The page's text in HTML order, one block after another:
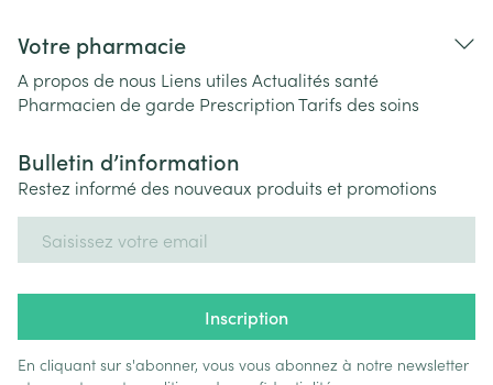
Votre pharmacie
A propos de nous Liens utiles Actualités santé
Pharmacien de garde PrescriptionTarifs des soins
Bulletin d’information
Restez informé des nouveaux produits et promotions
Inscription
En cliquant sur s'abonner, vous vous abonnez à notre newsletter